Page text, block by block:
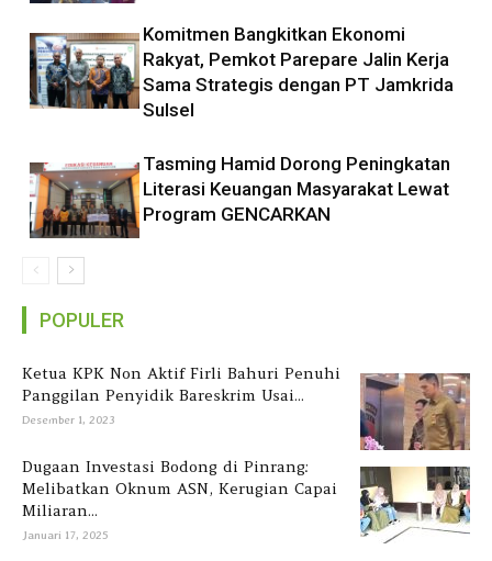
Komitmen Bangkitkan Ekonomi
Rakyat, Pemkot Parepare Jalin Kerja
Sama Strategis dengan PT Jamkrida
Sulsel
Tasming Hamid Dorong Peningkatan
Literasi Keuangan Masyarakat Lewat
Program GENCARKAN
POPULER
Ketua KPK Non Aktif Firli Bahuri Penuhi
Panggilan Penyidik Bareskrim Usai...
Desember 1, 2023
Dugaan Investasi Bodong di Pinrang:
Melibatkan Oknum ASN, Kerugian Capai
Miliaran...
Januari 17, 2025